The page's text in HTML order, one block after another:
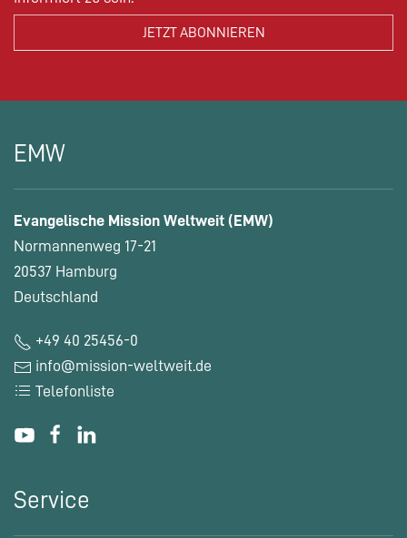
EMW
Evangelische Mission Weltweit (EMW)
Normannenweg 17-21
20537 Hamburg
Deutschland
+49 40 25456-0
info@mission-weltweit.de
Telefonliste
Service